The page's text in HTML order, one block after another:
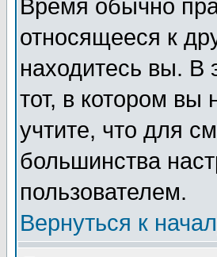
Время обычно
относящееся к
находитесь вы. В
тот, в котором вы
учтите, что для
большинства
пользователем.
Вернуться к